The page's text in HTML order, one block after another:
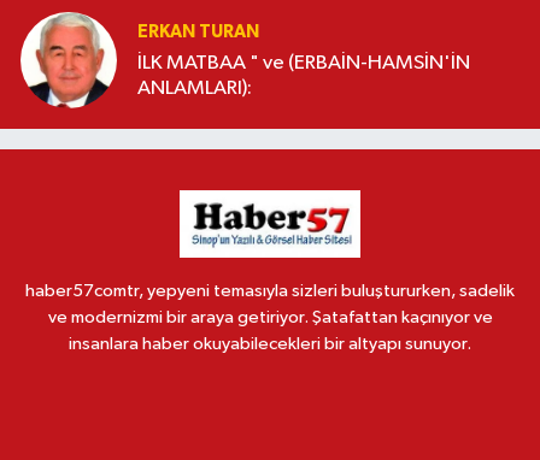
ERKAN TURAN
İLK MATBAA " ve (ERBAİN-HAMSİN'İN
ANLAMLARI):
haber57comtr, yepyeni temasıyla sizleri buluştururken, sadelik
ve modernizmi bir araya getiriyor. Şatafattan kaçınıyor ve
insanlara haber okuyabilecekleri bir altyapı sunuyor.